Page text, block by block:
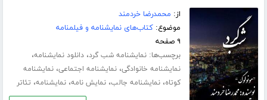
از: محمدرضا خردمند
موضوع:کتاب‌های نمایشنامه و فیلمنامه
۹ صفحه
برچسب‌ها:نمایشنامه شب گرد،دانلود نمایشنامه،
نمایشنامه خانوادگی،نمایشنامه اجتماعی،نمایشنامه
کوتاه،نمایشنامه جالب،نمایش نامه،نمایشنامه، تئاتر